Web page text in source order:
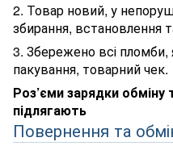
2. Товар новий, у
збирання, встановлення
3. Збережено всі пломби,
пакування, товарний чек.
Роз’єми зарядки
підлягають
Повернення та